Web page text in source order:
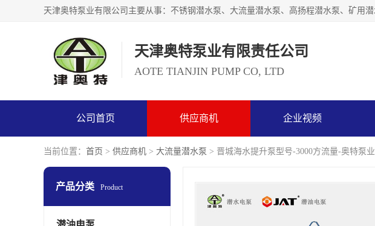
天津奥特泵业有限责任公司
AOTE TIANJIN PUMP CO, LTD
公司首页 供应商机 企业视频
当前位置： 首页 > 供应商机 > 大流量潜水泵 > 晋城海水提升泵型号-3000方流量-奥特泵业
产品分类 Product